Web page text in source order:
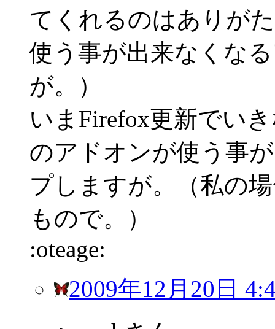
てくれるのはありが
使う事が出来なくな
が。）
いまFirefox更新でい
のアドオンが使う事
プしますが。（私の
もので。）
:oteage:
2009年12月20日